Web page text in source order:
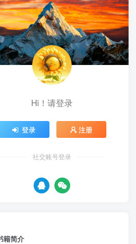
Hi！请登录
登录 注册
社交账号登录
籍简介